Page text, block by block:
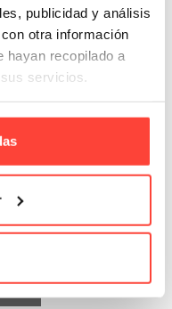
publicidad y análisis
otra información
hayan recopilado a
servicios.
simple